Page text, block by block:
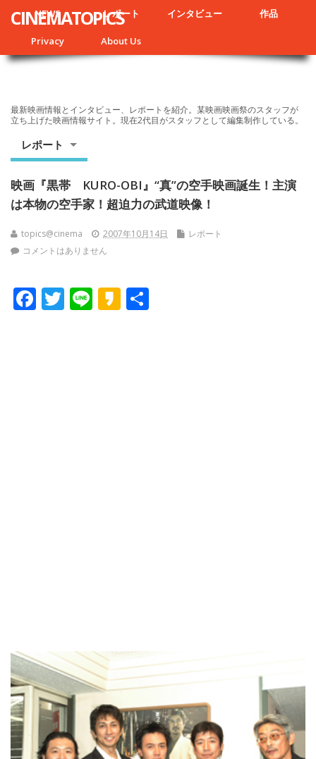
NEWS レポート インタビュー 作品
Privacy About Us
CINEMATOPICS
最新映画情報とインタビュー、レポートを紹介。某映画映画祭のスタッフが
立ち上げた映画情報サイト。現在2代目がスタッフとして編集制作している。
レポート
映画『黒帯 KURO-OBI』“真”の空手映画誕生！主演
は本物の空手家！超迫力の武道映像！
topics@cinema 2007年10月14日
レポート
コメントはありません
F T Li K